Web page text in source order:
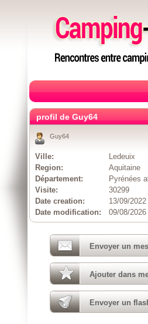
profil de Guy64
Guy64
Ville:
Ledeuix
Region:
Aquitaine
Département:
Pyrénées
Visite:
30299
Date creation:
13/09/2022
Date modification:
09/08/2026
Envoyer un
Ajouter dans
Envoyer un